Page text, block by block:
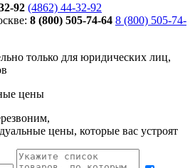
92 (4862) 44-32-92
8 (800) 505-74-64 8 (800) 505-74-
только для юридических лиц,
цены
цены, которые вас устроят